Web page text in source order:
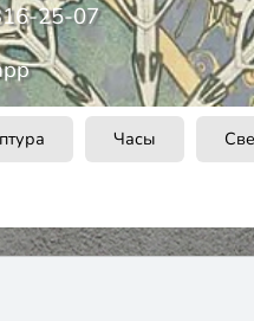
25-07
Часы